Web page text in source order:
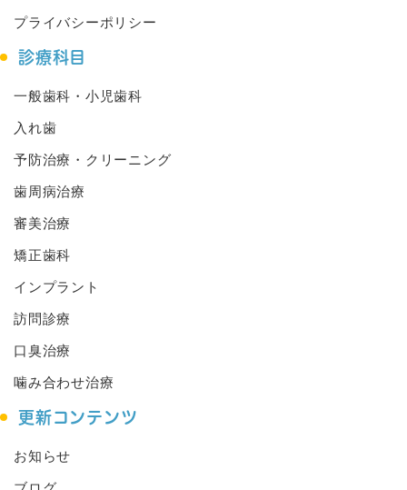
プライバシーポリシー
診療科目
一般歯科・小児歯科
入れ歯
予防治療・クリーニング
歯周病治療
審美治療
矯正歯科
インプラント
訪問診療
口臭治療
噛み合わせ治療
更新コンテンツ
お知らせ